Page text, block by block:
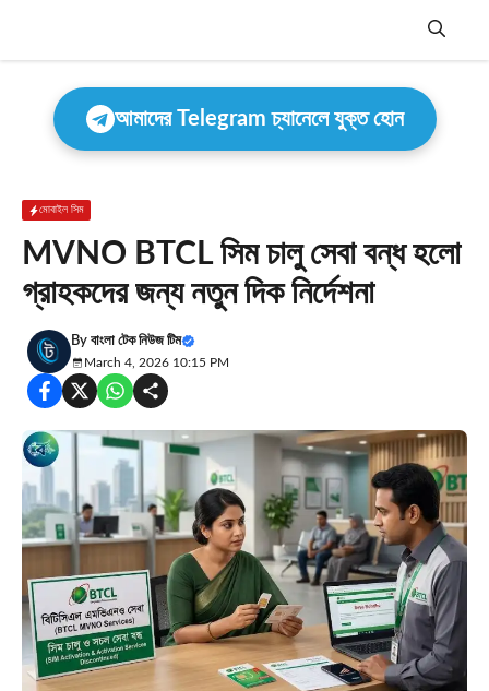
Menu
আমাদের Telegram চ্যানেলে যুক্ত হোন
মোবাইল সিম
MVNO BTCL সিম চালু সেবা বন্ধ হলো
গ্রাহকদের জন্য নতুন দিক নির্দেশনা
By বাংলা টেক নিউজ টিম
March 4, 2026 10:15 PM